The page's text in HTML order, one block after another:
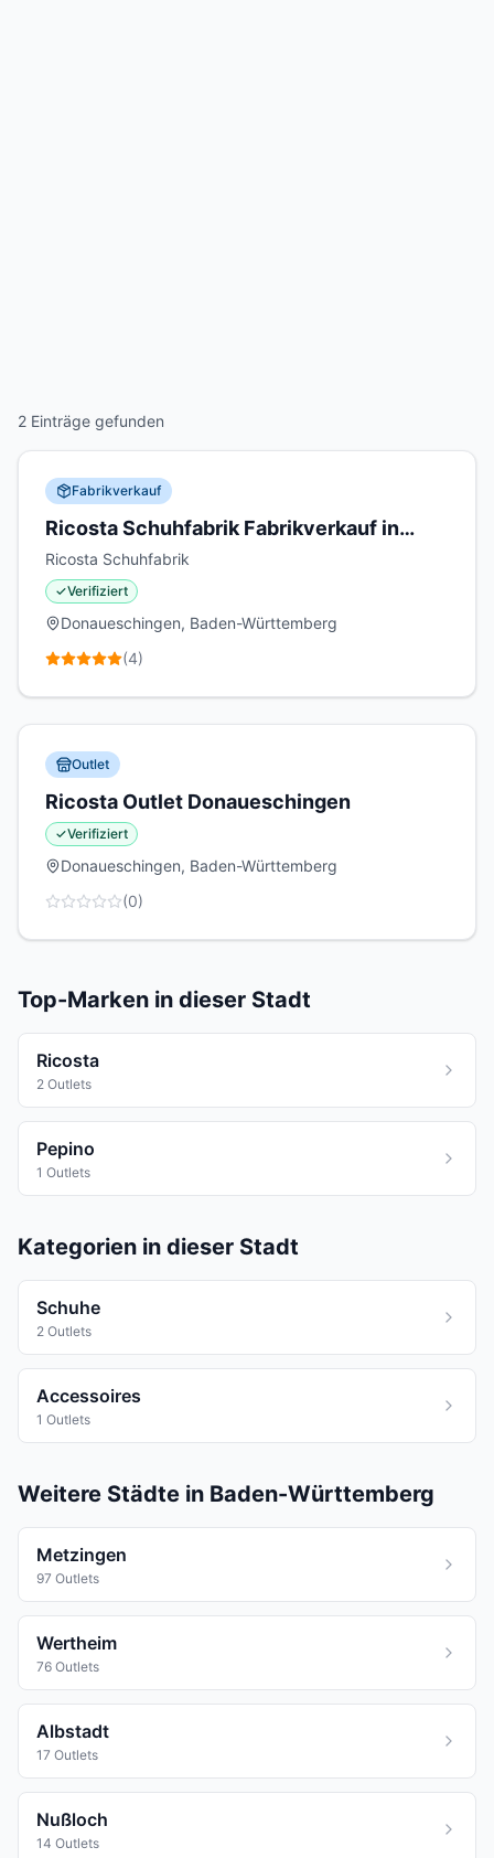
2 Einträge gefunden
Fabrikverkauf
Ricosta Schuhfabrik Fabrikverkauf in
Donaueschingen
Ricosta Schuhfabrik
✓Verifiziert
Donaueschingen, Baden-Württemberg
(4)
Outlet
Ricosta Outlet Donaueschingen
✓Verifiziert
Donaueschingen, Baden-Württemberg
(0)
Top-Marken in dieser Stadt
Ricosta
2 Outlets
Pepino
1 Outlets
Kategorien in dieser Stadt
Schuhe
2 Outlets
Accessoires
1 Outlets
Weitere Städte in Baden-Württemberg
Metzingen
97 Outlets
Wertheim
76 Outlets
Albstadt
17 Outlets
Nußloch
14 Outlets